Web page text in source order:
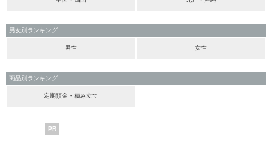
男女別ランキング
男性 女性
商品別ランキング
定期預金・積み立て
PR